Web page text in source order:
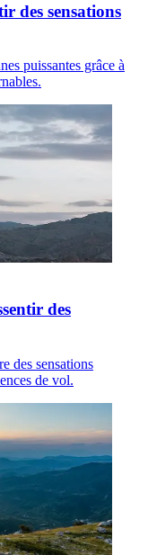
des sensations
puissantes grâce à
des
des sensations
de vol.